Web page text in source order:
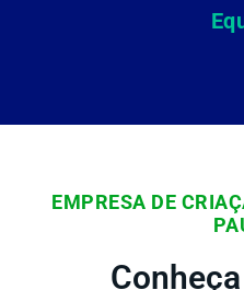
EMPRESA DE